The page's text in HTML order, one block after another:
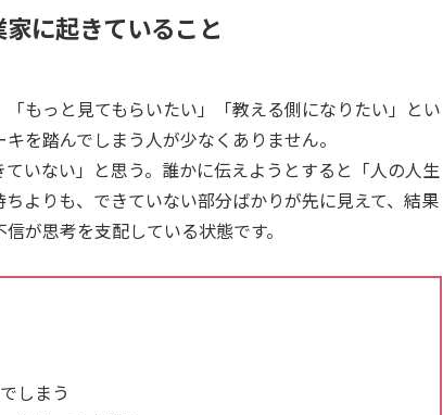
に起きていること
もっと見てもらいたい」「教える側になりたい」とい
を踏んでしまう人が少なくありません。
いない」と思う。誰かに伝えようとすると「人の人生
よりも、できていない部分ばかりが先に見えて、結果
が思考を支配している状態です。
しまう